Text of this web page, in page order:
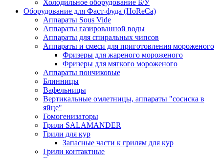
Холодильное оборудование Б/У
Оборудование для Фаст-фуда (HoReCa)
Аппараты Sous Vide
Аппараты газированной воды
Аппараты для спиральных чипсов
Аппараты и смеси для приготовления мороженого
Фризеры для жареного мороженого
Фризеры для мягкого мороженого
Аппараты пончиковые
Блинницы
Вафельницы
Вертикальные омлетницы, аппараты "сосиска в
яйце"
Гомогенизаторы
Грили SALAMANDER
Грили для кур
Запасные части к грилям для кур
Грили контактные